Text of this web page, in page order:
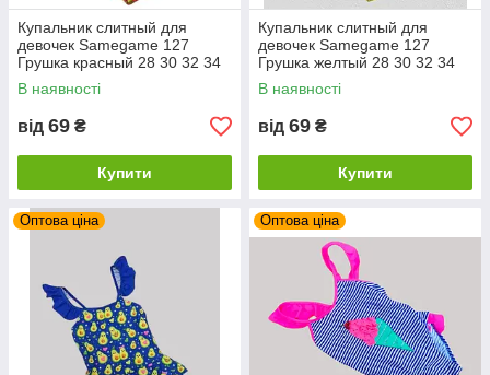
Купальник слитный для
девочек Samegame 127
Грушка красный 28 30 32 34
36 УКР размеры
В наявності
від 69 ₴
Купити
Купальник слитный для
девочек Samegame 127
Грушка желтый 28 30 32 34
36 УКР размеры
В наявності
від 69 ₴
Купити
Оптова ціна Оптова ціна